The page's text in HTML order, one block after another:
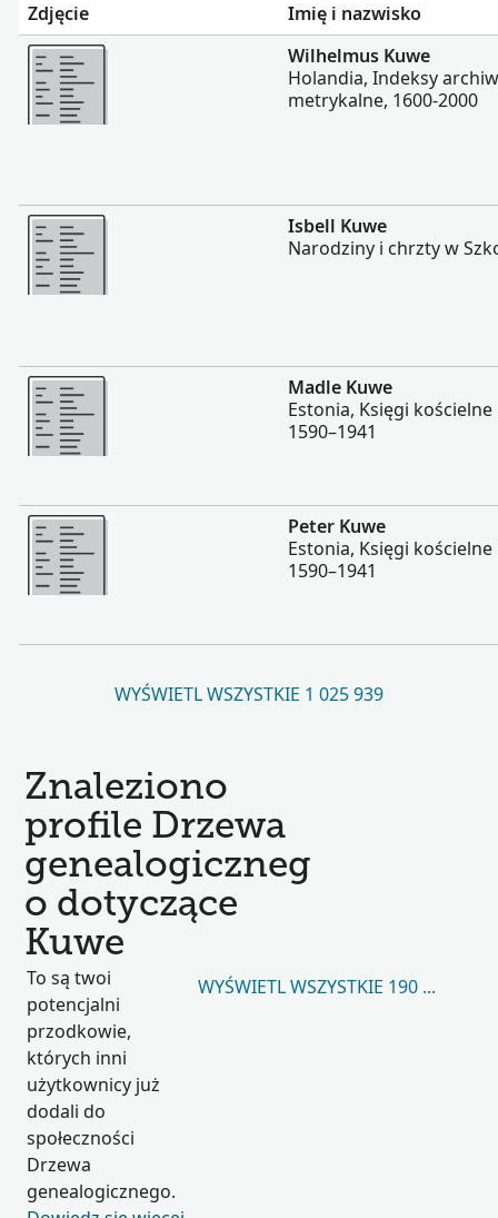
Zdjęcie
Imię i nazwisko
Więcej
Wilhelmus Kuwe
Holandia, Indeksy
metrykalne, 1600-2000
Więcej
Isbell Kuwe
Narodziny i chrzty w
Więcej
Madle Kuwe
Estonia, Księgi
1590–1941
Więcej
Peter Kuwe
Estonia, Księgi
1590–1941
WYŚWIETL WSZYSTKIE 1 025 939
Znaleziono
profile Drzewa
genealogiczneg
o dotyczące
Kuwe
To są twoi
potencjalni
przodkowie,
których inni
użytkownicy już
dodali do
społeczności
Drzewa
genealogicznego.
WYŚWIETL WSZYSTKIE 190 180